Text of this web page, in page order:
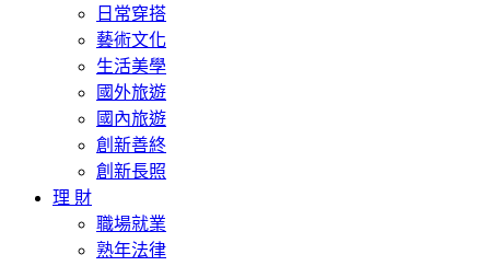
日常穿搭
藝術文化
生活美學
國外旅遊
國內旅遊
創新善終
創新長照
理 財
職場就業
熟年法律